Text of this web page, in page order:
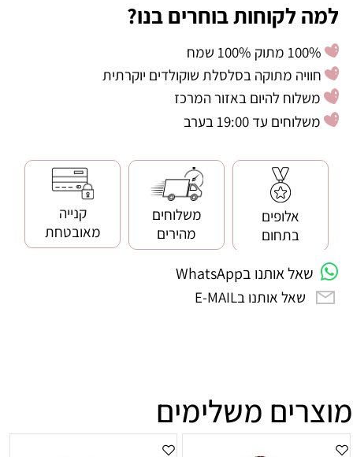
למה לקוחות בוחרים בנו?
חוויה מתוקה בסלסלת שוקולדים יוקרתית
משלוח להיום באזור המרכז
משלוחים עד 19:00 בערב
אלופים
בתחום
משלוחים
מהירים
קנייה
מאובטחת
שאל אותנו בWhatsApp
שאל אותנו בE-MAIL
מוצרים משלימים